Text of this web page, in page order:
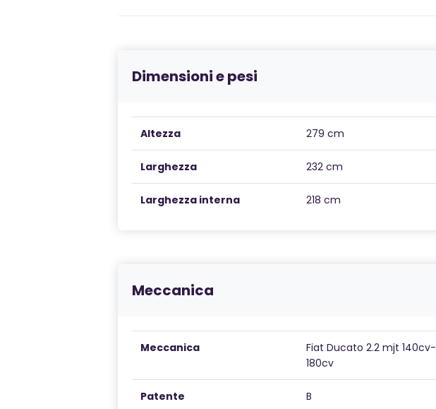
Dimensioni e pesi
Altezza 279 cm
Larghezza 232 cm
Larghezza interna 218 cm
Meccanica
Meccanica
Fiat Ducato 2.2 mjt 140cv-
180cv
Patente B